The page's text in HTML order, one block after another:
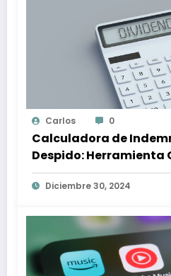
Carlos 0
Calculadora de
Despido: Herramienta
Proteger tus Derechos
Diciembre 30, 2024